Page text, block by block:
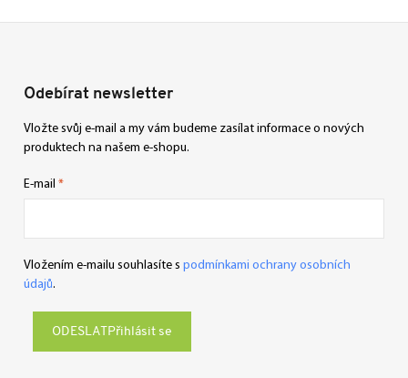
Odebírat newsletter
Vložte svůj e-mail a my vám budeme zasílat informace o nových
produktech na našem e-shopu.
E-mail
Vložením e-mailu souhlasíte s podmínkami ochrany osobních
údajů.
Přihlásit se